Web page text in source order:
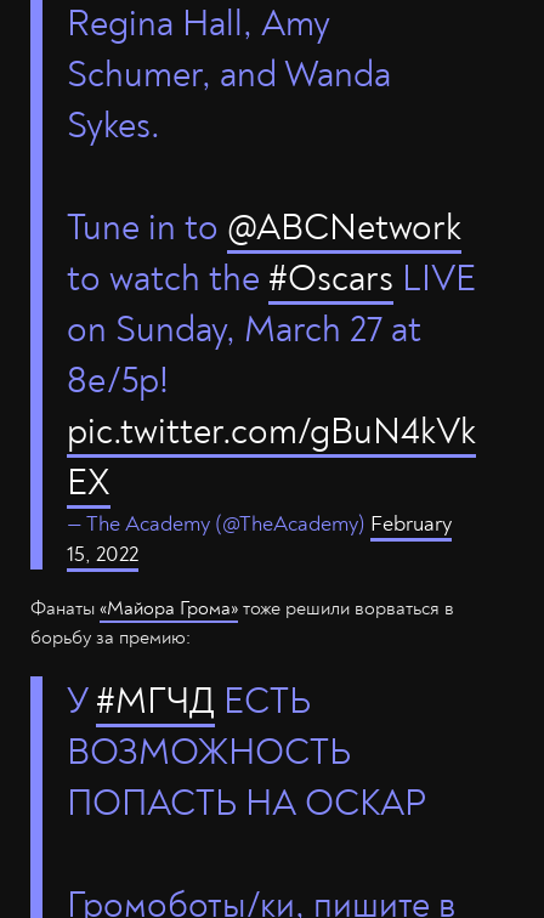
Regina Hall, Amy
Schumer, and Wanda
Sykes.
Tune in to @ABCNetwork
to watch the #Oscars LIVE
on Sunday, March 27 at
8e/5p!
pic.twitter.com/gBuN4kVk
EX
— The Academy (@TheAcademy) February
15, 2022
Фанаты «Майора Грома» тоже решили ворваться в
борьбу за премию:
У#МГЧД ЕСТЬ
ВОЗМОЖНОСТЬ
ПОПАСТЬ НА ОСКАР
Громоботы/ки, пишите в